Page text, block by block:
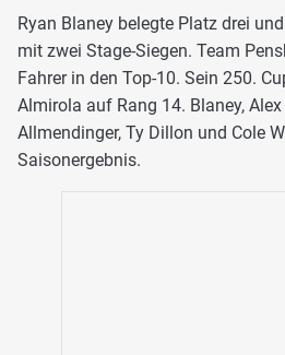
Ryan Blaney belegte Platz drei
mit zwei Stage-Siegen. Team
Fahrer in den Top-10. Sein 250.
Almirola auf Rang 14. Blaney,
Allmendinger, Ty Dillon und Cole
Saisonergebnis.